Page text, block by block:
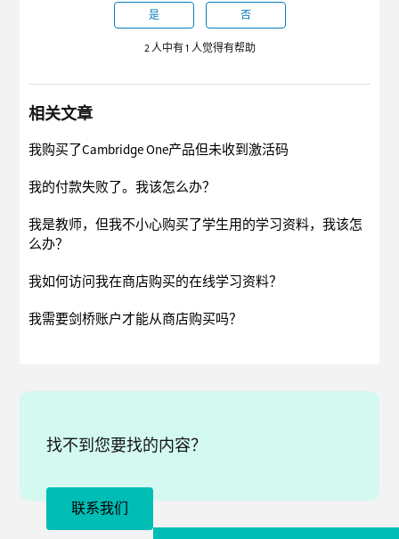
是 否
2 人中有 1 人觉得有帮助
相关文章
我购买了Cambridge One产品但未收到激活码
我的付款失败了。我该怎么办？
我是教师，但我不小心购买了学生用的学习资料，我该怎
么办？
我如何访问我在商店购买的在线学习资料？
我需要剑桥账户才能从商店购买吗？
找不到您要找的内容？
联系我们